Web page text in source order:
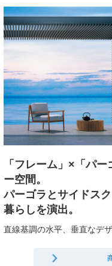
「フレーム」×「パ
ー空間。
パーゴラとサイドス
暮らしを演出。
直線基調の水平、垂直なデ